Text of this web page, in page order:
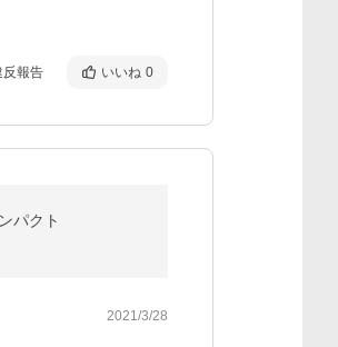
反報告 いいね 0
パクト
2021/3/28